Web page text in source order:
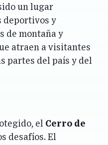
un lugar
deportivos y
de montaña y
atraen a visitantes
partes del país y del
el Cerro de
desafíos. El